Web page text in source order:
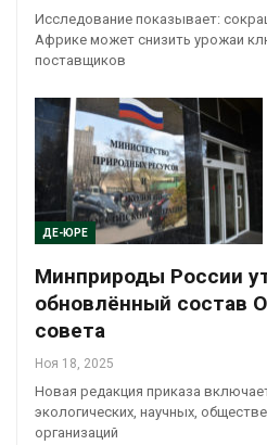
Исследование показывает:
Африке может снизить урожаи
поставщиков
ДЕ-ЮРЕ
Минприроды России
обновлённый состав
совета
Ноя 18, 2025
Новая редакция приказа
экологических, научных,
организаций